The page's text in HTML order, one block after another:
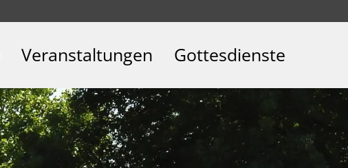
Veranstaltungen Gottesdienste